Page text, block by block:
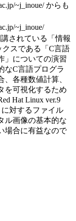
~j_inoue/ からも
~j_inoue/
されている「情報
スである「C言語
」についての演習
なC言語プログラ
、各種数値計算、
を可視化するため
Hat Linux ver.9
に対するファイル
ル画像の基本的な
場合に有益なので